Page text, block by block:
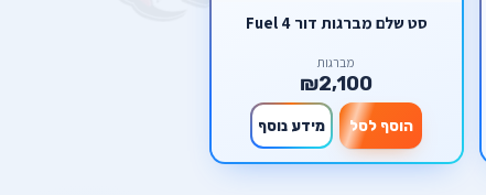
סט שלם מברגות דור 4 Fuel
מברגות
₪2,100
הוסף לסל מידע נוסף